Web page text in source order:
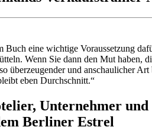
eine wichtige Voraussetzung
Wenn Sie dann den Mut haben,
überzeugender und anschaulicher
eben Durchschnitt.“
Unternehmer
Berliner Estrel